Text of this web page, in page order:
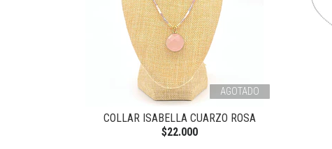
AGOTADO
COLLAR ISABELLA CUARZO ROSA
$22.000